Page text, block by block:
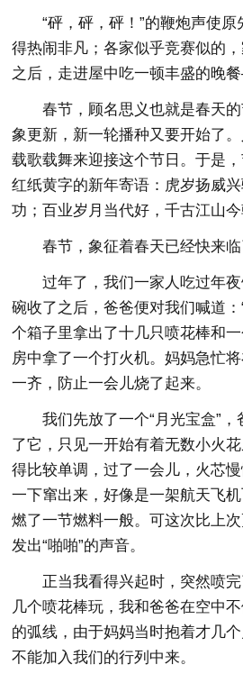
“砰，砰，砰！”的鞭炮声使
得热闹非凡；各家似乎竞赛似的，
之后，走进屋中吃一顿丰盛的晚
春节，顾名思义也就是春天
象更新，新一轮播种又要开始了
载歌载舞来迎接这个节日。于是
红纸黄字的新年寄语：虎岁扬威
功；百业岁月当代好，千古江山今
春节，象征着春天已经快来临
过年了，我们一家人吃过年
碗收了之后，爸爸便对我们喊道
个箱子里拿出了十几只喷花棒和
房中拿了一个打火机。妈妈急忙
一齐，防止一会儿烧了起来。
我们先放了一个“月光宝盒”
了它，只见一开始有着无数小火
得比较单调，过了一会儿，火芯
一下窜出来，好像是一架航天飞
燃了一节燃料一般。可这次比上
发出“啪啪”的声音。
正当我看得兴起时，突然喷
几个喷花棒玩，我和爸爸在空中
的弧线，由于妈妈当时抱着才几
不能加入我们的行列中来。